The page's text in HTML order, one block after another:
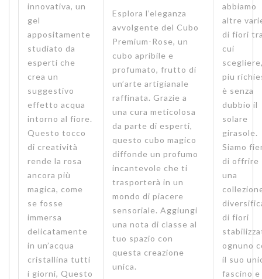
innovativa, un
gel
appositamente
studiato da
esperti che
crea un
suggestivo
effetto acqua
intorno al fiore.
Questo tocco
di creatività
rende la rosa
ancora più
magica, come
se fosse
immersa
delicatamente
in un’acqua
cristallina tutti
i giorni, Questo
Esplora l’eleganza
avvolgente del Cubo
Premium-Rose, un
cubo apribile e
profumato, frutto di
un’arte artigianale
raffinata. Grazie a
una cura meticolosa
da parte di esperti,
questo cubo magico
diffonde un profumo
incantevole che ti
trasporterà in un
mondo di piacere
sensoriale. Aggiungi
una nota di classe al
tuo spazio con
questa creazione
unica.
abbiamo
altre
di fiori
cui
piu
è senza
dubbio il
solare
girasole.
Siamo
di offrire
una
di fiori
ognuno
il suo
fascino e